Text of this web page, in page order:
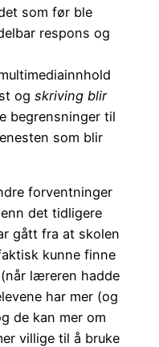
som før ble
respons og
og skriving blir
begrensninger til
som blir
forventninger
det tidligere
gått fra at skolen
kunne finne
læreren hadde
har mer (og
de kan mer om
villige til å bruke